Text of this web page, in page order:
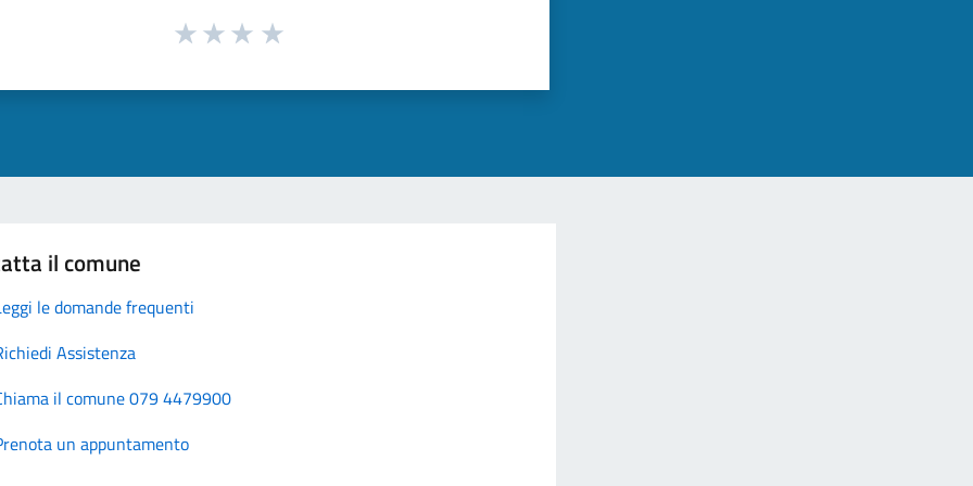
il comune
le domande frequenti
Assistenza
il comune 079 4479900
un appuntamento